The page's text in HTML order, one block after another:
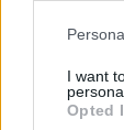
I want
Opted
Brzdiaca